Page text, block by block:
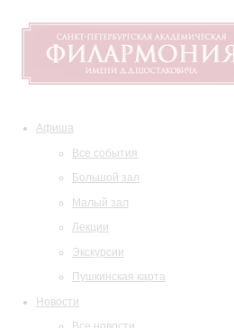
Афиша
Все события
Большой зал
Малый зал
Лекции
Экскурсии
Пушкинская карта
Новости